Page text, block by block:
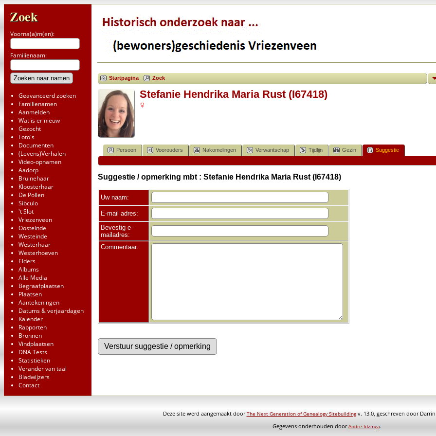
Zoek
Voorna(a)m(en):
Familienaam:
Geavanceerd zoeken
Familienamen
Aanmelden
Wat is er nieuw
Gezocht
Foto's
Documenten
(Levens)Verhalen
Video-opnamen
Aadorp
Bruinehaar
Kloosterhaar
De Pollen
Sibculo
't Slot
Vriezenveen
Oosteinde
Westeinde
Westerhaar
Westerhoeven
Elders
Albums
Alle Media
Begraafplaatsen
Plaatsen
Aantekeningen
Datums & verjaardagen
Kalender
Rapporten
Bronnen
Vindplaatsen
DNA Tests
Statistieken
Verander van taal
Bladwijzers
Contact
Startpagina Zoek
Stefanie Hendrika Maria Rust (I67418)
Persoon Voorouders Nakomelingen Verwantschap Tijdlijn Gezin Suggestie
Suggestie / opmerking mbt : Stefanie Hendrika Maria Rust (I67418)
Uw naam:
E-mail adres:
Bevestig e-
mailadres:
Commentaar:
Deze site werd aangemaakt doorThe Next Generation of Genealogy Sitebuildingv. 13.0, geschreven door
Gegevens onderhouden doorAndre Idzinga.